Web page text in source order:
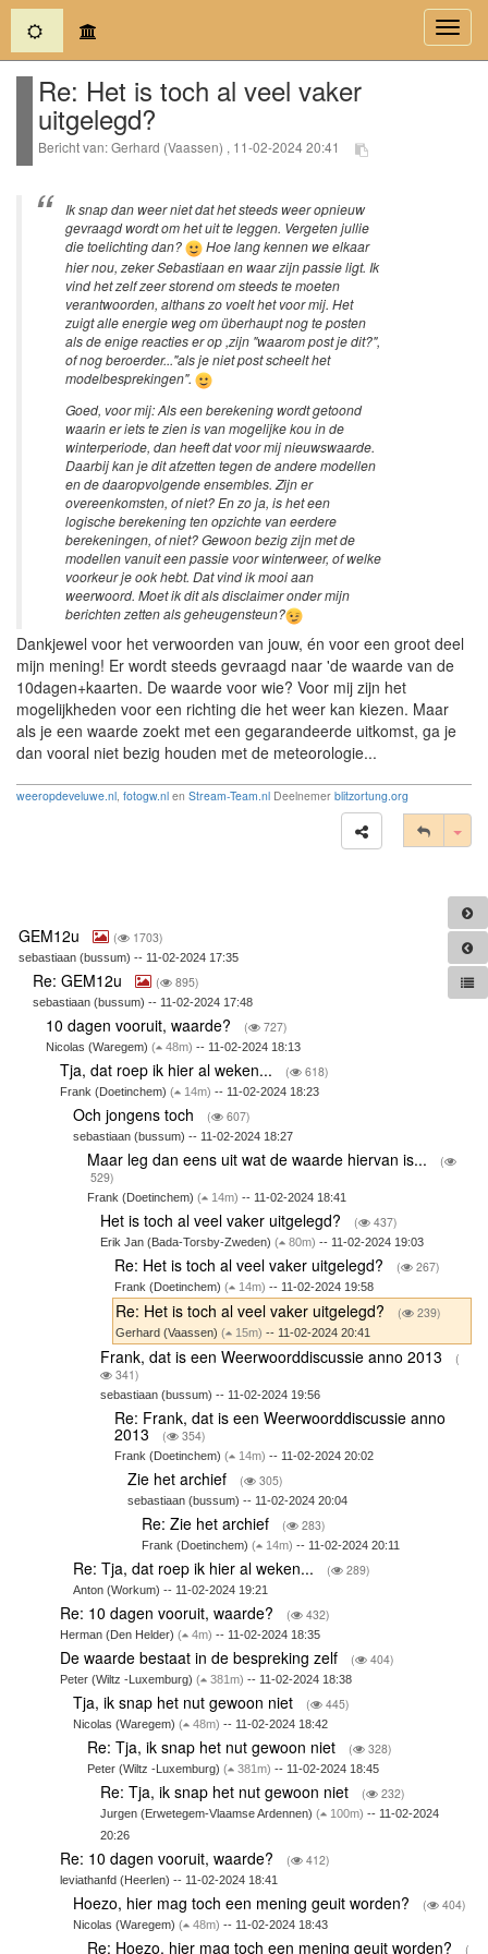
(current)
Re: Het is toch al veel vaker
uitgelegd?
Bericht van: Gerhard (Vaassen) , 11-02-2024 20:41
Ik snap dan weer niet dat het steeds weer opnieuw
gevraagd wordt om het uit te leggen. Vergeten jullie
die toelichting dan?
Hoe lang kennen we elkaar
hier nou, zeker Sebastiaan en waar zijn passie ligt. Ik
vind het zelf zeer storend om steeds te moeten
verantwoorden, althans zo voelt het voor mij. Het
zuigt alle energie weg om überhaupt nog te posten
als de enige reacties er op ,zijn "waarom post je dit?",
of nog beroerder..."als je niet post scheelt het
modelbesprekingen".
Goed, voor mij: Als een berekening wordt getoond
waarin er iets te zien is van mogelijke kou in de
winterperiode, dan heeft dat voor mij nieuwswaarde.
Daarbij kan je dit afzetten tegen de andere modellen
en de daaropvolgende ensembles. Zijn er
overeenkomsten, of niet? En zo ja, is het een
logische berekening ten opzichte van eerdere
berekeningen, of niet? Gewoon bezig zijn met de
modellen vanuit een passie voor winterweer, of welke
voorkeur je ook hebt. Dat vind ik mooi aan
weerwoord. Moet ik dit als disclaimer onder mijn
berichten zetten als geheugensteun?
Dankjewel voor het verwoorden van jouw, én voor een groot deel
mijn mening! Er wordt steeds gevraagd naar 'de waarde van de
10dagen+kaarten. De waarde voor wie? Voor mij zijn het
mogelijkheden voor een richting die het weer kan kiezen. Maar
als je een waarde zoekt met een gegarandeerde uitkomst, ga je
dan vooral niet bezig houden met de meteorologie...
weeropdeveluwe.nl fotogw.nl en Stream-Team.nl Deelnemer blitzortung.org
GEM12u ( 1703)
sebastiaan (bussum) -- 11-02-2024 17:35
Re: GEM12u ( 895)
sebastiaan (bussum) -- 11-02-2024 17:48
10 dagen vooruit, waarde? ( 727)
Nicolas (Waregem)( 48m) -- 11-02-2024 18:13
Tja, dat roep ik hier al weken... ( 618)
Frank (Doetinchem) ( 14m) -- 11-02-2024 18:23
Och jongens toch ( 607)
sebastiaan (bussum) -- 11-02-2024 18:27
Maar leg dan eens uit wat de waarde hiervan is...
(
529)
Frank (Doetinchem) ( 14m) -- 11-02-2024 18:41
Het is toch al veel vaker uitgelegd? ( 437)
Erik Jan (Bada-Torsby-Zweden)( 80m) -- 11-02-2024 19:03
Re: Het is toch al veel vaker uitgelegd? ( 267)
Frank (Doetinchem) ( 14m) -- 11-02-2024 19:58
Re: Het is toch al veel vaker uitgelegd? ( 239)
Gerhard (Vaassen) ( 15m) -- 11-02-2024 20:41
Frank, dat is een Weerwoorddiscussie anno 2013
(
341)
sebastiaan (bussum) -- 11-02-2024 19:56
Re: Frank, dat is een Weerwoorddiscussie anno
2013 ( 354)
Frank (Doetinchem) ( 14m) -- 11-02-2024 20:02
Zie het archief ( 305)
sebastiaan (bussum) -- 11-02-2024 20:04
Re: Zie het archief ( 283)
Frank (Doetinchem) ( 14m) -- 11-02-2024 20:11
Re: Tja, dat roep ik hier al weken... ( 289)
Anton (Workum) -- 11-02-2024 19:21
Re: 10 dagen vooruit, waarde? ( 432)
Herman (Den Helder) ( 4m) -- 11-02-2024 18:35
De waarde bestaat in de bespreking zelf ( 404)
Peter (Wiltz -Luxemburg) ( 381m) -- 11-02-2024 18:38
Tja, ik snap het nut gewoon niet ( 445)
Nicolas (Waregem)( 48m) -- 11-02-2024 18:42
Re: Tja, ik snap het nut gewoon niet ( 328)
Peter (Wiltz -Luxemburg) ( 381m) -- 11-02-2024 18:45
Re: Tja, ik snap het nut gewoon niet ( 232)
Jurgen (Erwetegem-Vlaamse Ardennen)( 100m) -- 11-02-2024
20:26
Re: 10 dagen vooruit, waarde? ( 412)
leviathanfd (Heerlen) -- 11-02-2024 18:41
Hoezo, hier mag toch een mening geuit worden? ( 404)
Nicolas (Waregem)( 48m) -- 11-02-2024 18:43
Re: Hoezo, hier mag toch een mening geuit worden? (